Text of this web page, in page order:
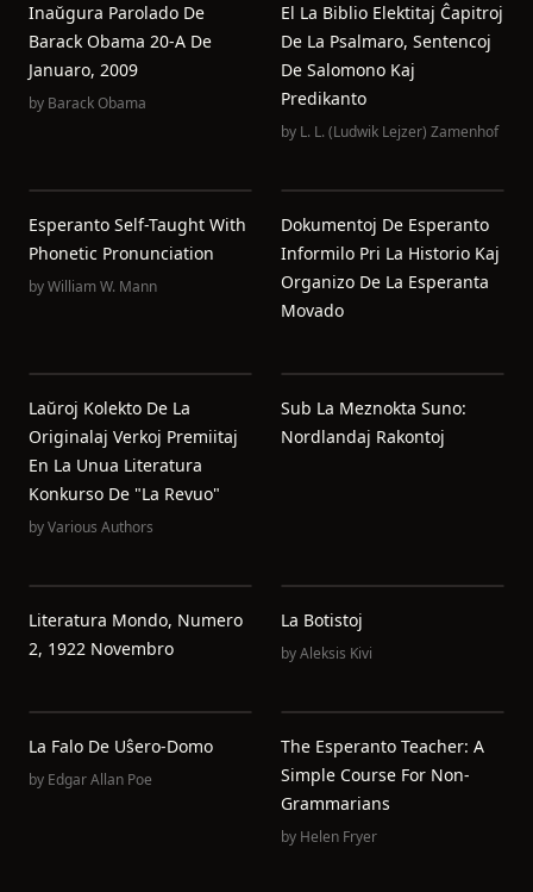
Inaŭgura Parolado De
Barack Obama 20-A De
Januaro, 2009
by Barack Obama
El La Biblio Elektitaj Ĉapitroj
De La Psalmaro, Sentencoj
De Salomono Kaj
Predikanto
by L. L. (Ludwik Lejzer) Zamenhof
Esperanto Self-Taught With
Phonetic Pronunciation
byWilliam W. Mann
Dokumentoj De Esperanto
Informilo Pri La Historio Kaj
Organizo De La Esperanta
Movado
Laŭroj Kolekto De La
Originalaj Verkoj Premiitaj
En La Unua Literatura
Konkurso De "La Revuo"
byVarious Authors
Sub La Meznokta Suno:
Nordlandaj Rakontoj
Literatura Mondo, Numero
2, 1922 Novembro
La Botistoj
byAleksis Kivi
La Falo De Uŝero-Domo
by Edgar Allan Poe
The Esperanto Teacher: A
Simple Course For Non-
Grammarians
by Helen Fryer